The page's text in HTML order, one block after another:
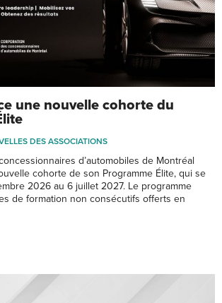
une nouvelle cohorte du
DES ASSOCIATIONS
d’automobiles de Montréal
cohorte de son Programme Élite, qui se
2026 au 6 juillet 2027. Le programme
de formation non consécutifs offerts en